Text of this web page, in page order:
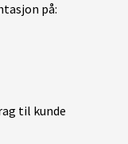
på:
til kunde